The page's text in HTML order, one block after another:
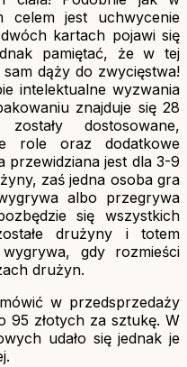
celem jest uchwycenie
kartach pojawi się
pamiętać, że w tej
dąży do zwycięstwa!
intelektualne wyzwania
znajduje się 28
dostosowane,
role oraz dodatkowe
przewidziana jest dla 3-9
zaś jedna osoba gra
albo przegrywa
się wszystkich
drużyny i totem
gdy rozmieści
drużyn.
w przedsprzedaży
95 złotych za sztukę. W
udało się jednak je